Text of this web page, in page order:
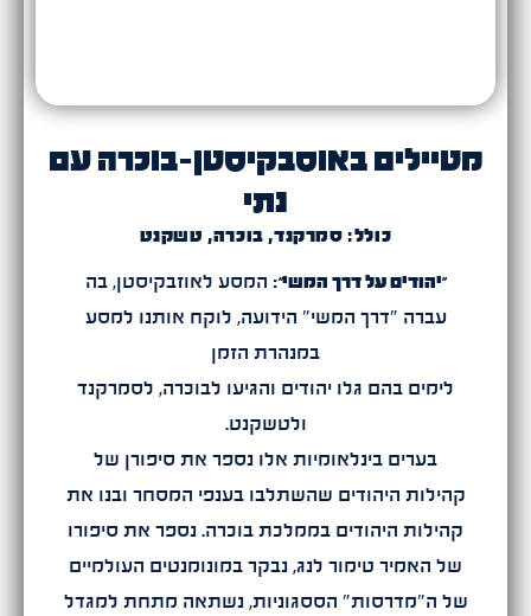
מטיילים באוסבקיסטן-בוכרה עם
נתי
כולל: סמרקנד, בוכרה, טשקנט
״יהודים על דרך המשי״: המסע לאוזבקיסטן, בה
עברה ״דרך המשי״ הידועה, לוקח אותנו למסע
במנהרת הזמן
לימים בהם גלו יהודים והגיעו לבוכרה, לסמרקנד
ולטשקנט.
בערים בינלאומיות אלו נספר את סיפורן של
קהילות היהודים שהשתלבו בענפי המסחר ובנו את
קהילות היהודים בממלכת בוכרה. נספר את סיפורו
של האמיר טימור לנג, נבקר במונומנטים העולמיים
של ה״מדרסות״ הססגוניות, נשתאה מתחת למגדל